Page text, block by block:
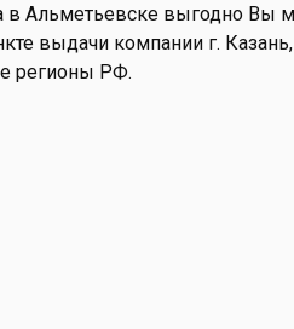
Альметьевске выгодно Вы
выдачи компании г.
регионы РФ.